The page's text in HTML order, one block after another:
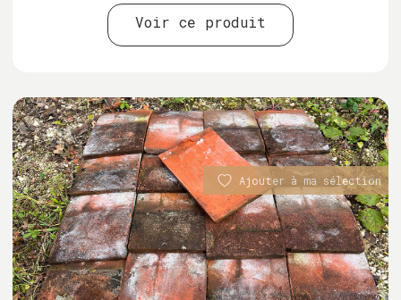
Voir ce produit
Ajouter à ma sélection